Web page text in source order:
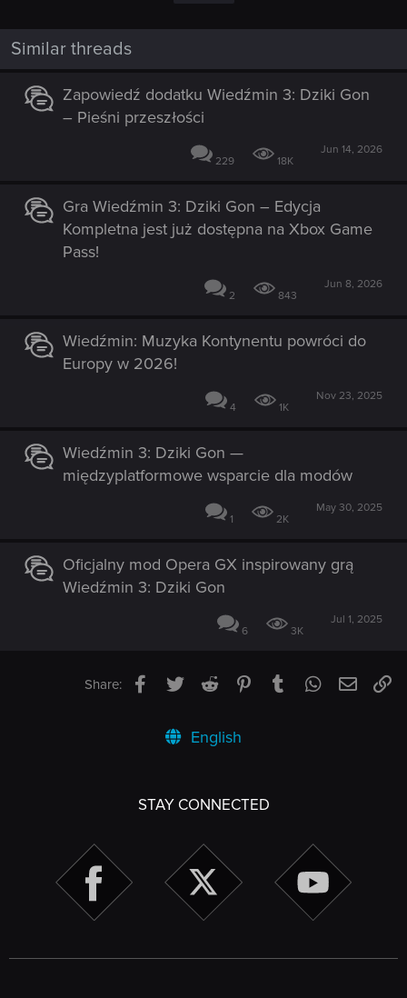
Similar threads
Zapowiedź dodatku Wiedźmin 3: Dziki Gon
– Pieśni przeszłości
229 18K
Jun 14, 2026
Gra Wiedźmin 3: Dziki Gon – Edycja
Kompletna jest już dostępna na Xbox Game
Pass!
2 843
Jun 8, 2026
Wiedźmin: Muzyka Kontynentu powróci do
Europy w 2026!
4 1K
Nov 23, 2025
Wiedźmin 3: Dziki Gon —
międzyplatformowe wsparcie dla modów
1 2K
May 30, 2025
Oficjalny mod Opera GX inspirowany grą
Wiedźmin 3: Dziki Gon
6 3K
Jul 1, 2025
Share: Facebook
TwitterReddit PinterestTumblrWhatsApp
Email
English
STAY CONNECTED